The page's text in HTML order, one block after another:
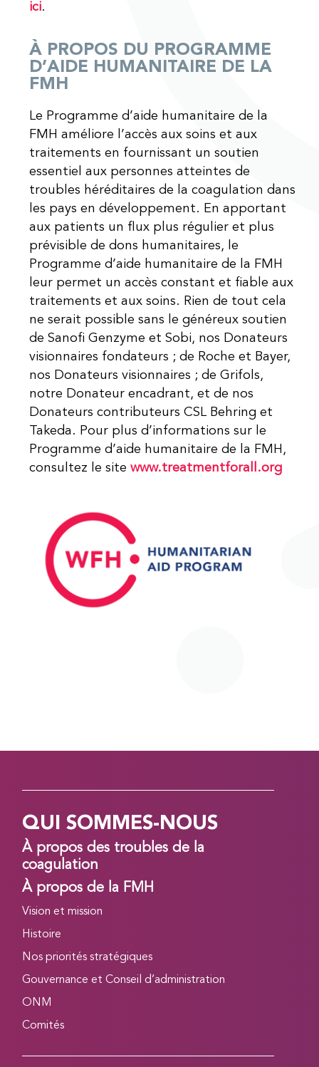
ici.
À PROPOS DU PROGRAMME
D’AIDE HUMANITAIRE DE LA
FMH
Le Programme d’aide humanitaire de la
FMH améliore l’accès aux soins et aux
traitements en fournissant un soutien
essentiel aux personnes atteintes de
troubles héréditaires de la coagulation dans
les pays en développement. En apportant
aux patients un flux plus régulier et plus
prévisible de dons humanitaires, le
Programme d’aide humanitaire de la FMH
leur permet un accès constant et fiable aux
traitements et aux soins. Rien de tout cela
ne serait possible sans le généreux soutien
de Sanofi Genzyme et Sobi, nos Donateurs
visionnaires fondateurs ; de Roche et Bayer,
nos Donateurs visionnaires ; de Grifols,
notre Donateur encadrant, et de nos
Donateurs contributeurs CSL Behring et
Takeda. Pour plus d’informations sur le
Programme d’aide humanitaire de la FMH,
consultez le sitewww.treatmentforall.org
QUI SOMMES-NOUS
À propos des troubles de la
coagulation
À propos de la FMH
Vision et mission
Histoire
Nos priorités stratégiques
Gouvernance et Conseil d’administration
ONM
Comités